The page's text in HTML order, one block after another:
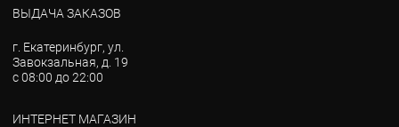
ВЫДАЧА ЗАКАЗОВ
г. Екатеринбург, ул.
Завокзальная, д. 19
с 08:00 до 22:00
ИНТЕРНЕТ МАГАЗИН